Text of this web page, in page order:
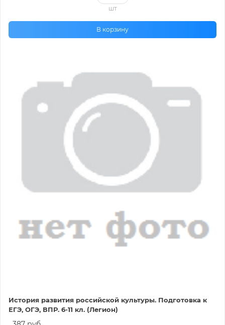
шт
В корзину
История развития российской культуры. Подготовка к
ЕГЭ, ОГЭ, ВПР. 6-11 кл. (Легион)